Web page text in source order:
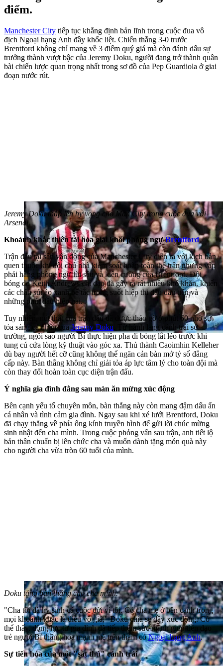
điểm.
Manchester City tiếp tục khẳng định bản lĩnh trong cuộc đua vô
địch Ngoại hạng Anh đầy khốc liệt. Chiến thắng 3-0 trước
Brentford không chỉ mang về 3 điểm quý giá mà còn đánh dấu sự
trưởng thành vượt bậc của Jeremy Doku, người đang trở thành quân
bài chiến lược quan trọng nhất trong sơ đồ của Pep Guardiola ở giai
đoạn nước rút.
Jeremy Doku thắp lên hy vọng cho Man City trong cuộc đua với
Arsenal.
Khoảnh khắc thiên tài hóa giải khối phòng ngựBrentford
Trận đấu tại sân vận động của Manchester City diễn ra với kịch bản
quen thuộc khi đội chủ nhà kiểm soát hoàn toàn thế trận nhưng vấp
phải hàng phòng ngự lùi sâu và kiên cường của Brentford. Đội
bóng do Keith Andrews chỉ đạo đã gây ra rất nhiều khó khăn, khiến
các chân sút áo xanh bế tắc trong suốt hiệp thi đấu đầu tiên và
những phút đầu hiệp hai.
Tuy nhiên, nút thắt của trận đấu đã được tháo gỡ ở phút 60 nhờ sự
tỏa sáng cá nhân củaJeremy Doku . Từ hành lang cánh trái sở
trường, ngôi sao người Bỉ thực hiện pha đi bóng lắt léo trước khi
tung cú cứa lòng kỹ thuật vào góc xa. Thủ thành Caoimhin Kelleher
dù bay người hết cỡ cũng không thể ngăn cản bàn mở tỷ số đẳng
cấp này. Bàn thắng không chỉ giải tỏa áp lực tâm lý cho toàn đội mà
còn thay đổi hoàn toàn cục diện trận đấu.
Ý nghĩa gia đình đằng sau màn ăn mừng xúc động
Bên cạnh yếu tố chuyên môn, bàn thắng này còn mang đậm dấu ấn
cá nhân và tình cảm gia đình. Ngay sau khi xé lưới Brentford, Doku
đã chạy thẳng về phía ống kính truyền hình để gửi lời chúc mừng
sinh nhật đến cha mình. Trong cuộc phỏng vấn sau trận, anh tiết lộ
bản thân chuẩn bị lên chức cha và muốn dành tặng món quà này
cho người cha vừa tròn 60 tuổi của mình.
Doku tặng bàn thắng cho cha mình.
"Cha tôi đã hy sinh cả cuộc đời vì tôi. Có cha mẹ ở bên cạnh trong
mọi khoảnh khắc là điều vô giá," Doku chia sẻ đầy xúc động. Có
thể thấy, động lực từ gia đình đã tiếp thêm sức mạnh giúp tiền đạo
trẻ người Bỉ thăng hoa mạnh mẽ trên thảm cỏNgoại hạng Anh.
Sự tiến hóa của một "sát thủ" cánh trái